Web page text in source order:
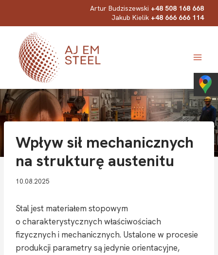
Artur Budziszewski +48 508 168 668
Jakub Kielik +48 666 666 114
Wpływ sił mechanicznych
na strukturę austenitu
10.08.2025
Stal jest materiałem stopowym
o charakterystycznych właściwościach
fizycznych i mechanicznych. Ustalone w procesie
produkcji parametry są jedynie orientacyjne,